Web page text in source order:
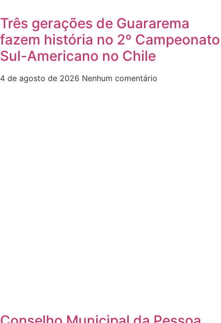
Três gerações de Guararema
fazem história no 2º Campeonato
Sul-Americano no Chile
4 de agosto de 2026 Nenhum comentário